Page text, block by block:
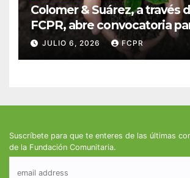
Colomer & Suárez, a través
FCPR, abre convocatoria
proyectos de seguridad
JULIO 6, 2026 FCPR
Suscríbete para que te enteres de las últimas
de la Fundación Comunitaria.